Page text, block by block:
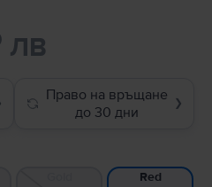
ЛВ
Право на връщане
до 30 дни
❯
Red